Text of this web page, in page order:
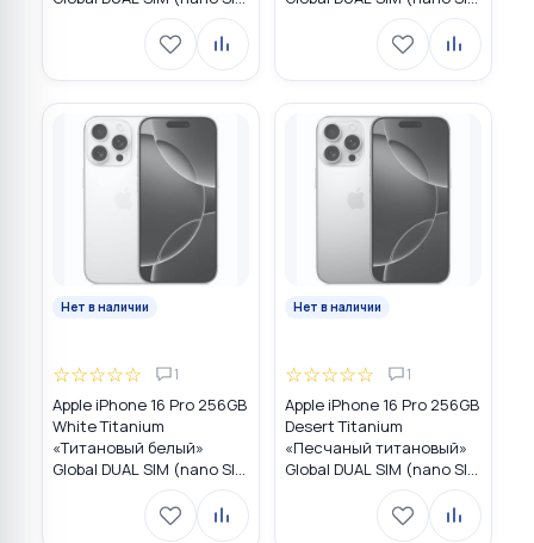
Нет в наличии
☆☆☆☆☆ 1
Apple iPhone 16 Pro 256GB
White Titanium
«Титановый белый»
Global DUAL SIM (nano SIM
Нет в наличии
☆☆☆☆☆ 1
Apple iPhone 16 Pro 256GB
Desert Titanium
«Песчаный титановый»
Global DUAL SIM (nano SIM